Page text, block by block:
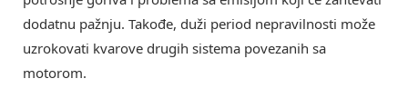
dodatnu pažnju. Takođe, duži period nepravilnosti može
uzrokovati kvarove drugih sistema povezanih sa
motorom.